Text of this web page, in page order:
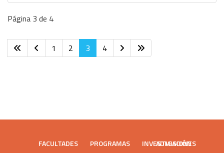
Página 3 de 4
1 2 3 4
FACULTADES PROGRAMAS INVESTIGACIÓN
ADMISIONES